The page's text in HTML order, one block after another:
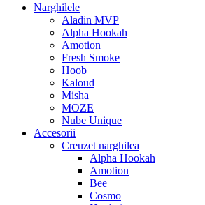
Narghilele
Aladin MVP
Alpha Hookah
Amotion
Fresh Smoke
Hoob
Kaloud
Misha
MOZE
Nube Unique
Accesorii
Creuzet narghilea
Alpha Hookah
Amotion
Bee
Cosmo